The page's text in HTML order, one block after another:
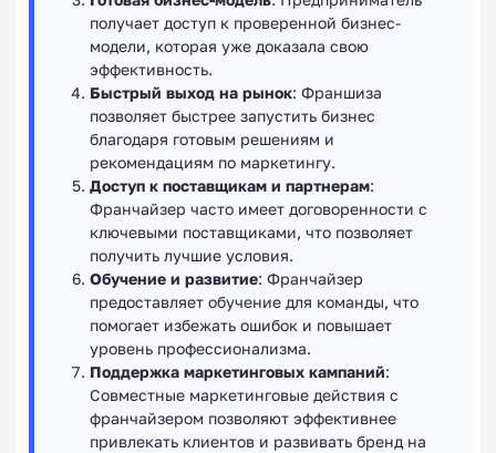
получает доступ к проверенной бизнес-
модели, которая уже доказала свою
эффективность.
Быстрый выход на рынок: Франшиза
позволяет быстрее запустить бизнес
благодаря готовым решениям и
рекомендациям по маркетингу.
Доступ к поставщикам и партнерам:
Франчайзер часто имеет договоренности с
ключевыми поставщиками, что позволяет
получить лучшие условия.
Обучение и развитие: Франчайзер
предоставляет обучение для команды, что
помогает избежать ошибок и повышает
уровень профессионализма.
Поддержка маркетинговых кампаний:
Совместные маркетинговые действия с
франчайзером позволяют эффективнее
привлекать клиентов и развивать бренд на